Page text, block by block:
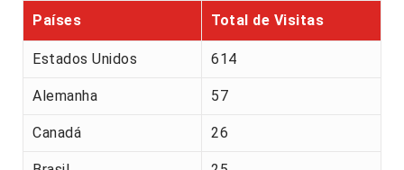
Países
Total de Visitas
Estados Unidos 614
Alemanha 57
Canadá 26